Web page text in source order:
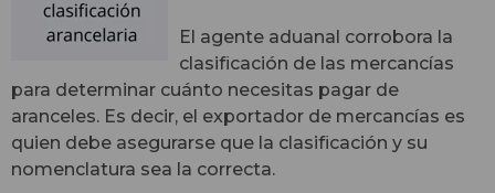
El agente aduanal corrobora la
clasificación de las mercancías
para determinar cuánto necesitas pagar de
aranceles. Es decir, el exportador de mercancías es
quien debe asegurarse que la clasificación y su
nomenclatura sea la correcta.